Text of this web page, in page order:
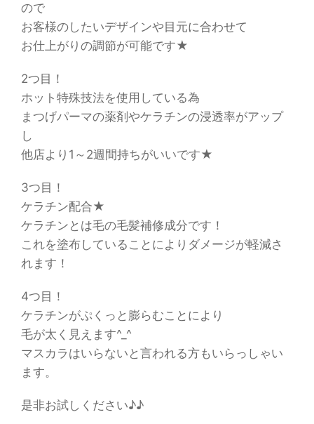
ので
お客様のしたいデザインや目元に合わせて
お仕上がりの調節が可能です★
2つ目！
ホット特殊技法を使用している為
まつげパーマの薬剤やケラチンの浸透率がアップ
し
他店より1～2週間持ちがいいです★
3つ目！
ケラチン配合★
ケラチンとは毛の毛髪補修成分です！
これを塗布していることによりダメージが軽減さ
れます！
4つ目！
ケラチンがぷくっと膨らむことにより
毛が太く見えます^_^
マスカラはいらないと言われる方もいらっしゃい
ます。
是非お試しください♪♪